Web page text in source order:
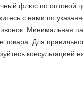
флюс по оптовой
с нами по
Минимальная
товара. Для
консультацией